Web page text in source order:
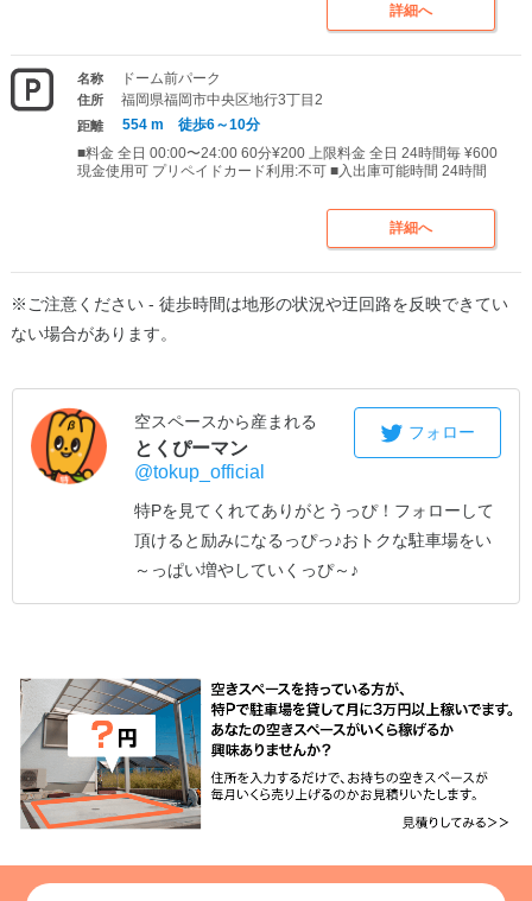
詳細へ
名称 ドーム前パーク
住所 福岡県福岡市中央区地行3丁目2
距離
554 m 徒歩6～10分
■料金 全日 00:00〜24:00 60分¥200 上限料金 全日 24時間毎 ¥600
現金使用可 プリペイドカード利用:不可 ■入出庫可能時間 24時間
詳細へ
※ご注意ください - 徒歩時間は地形の状況や迂回路を反映できてい
ない場合があります。
空スペースから産まれる
とくぴーマン
@tokup_official
フォロー
特Pを見てくれてありがとうっぴ！ フォローして
頂けると励みになるっぴっ♪おトクな駐車場をい
～っぱい増やしていくっぴ～♪